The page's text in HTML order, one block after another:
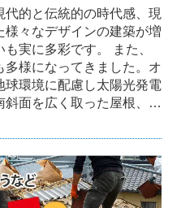
的と伝統的の時代感、現
々なデザインの建築が増
実に多彩です。 また、
様になってきました。オ
環境に配慮し太陽光発電
斜面を広く取った屋根、…